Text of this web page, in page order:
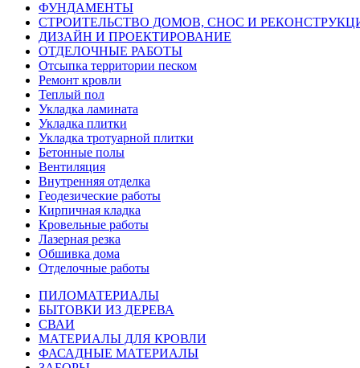
ФУНДАМЕНТЫ
СТРОИТЕЛЬСТВО ДОМОВ, СНОС И
ДИЗАЙН И ПРОЕКТИРОВАНИЕ
ОТДЕЛОЧНЫЕ РАБОТЫ
Отсыпка территории песком
Ремонт кровли
Теплый пол
Укладка ламината
Укладка плитки
Укладка тротуарной плитки
Бетонные полы
Вентиляция
Внутренняя отделка
Геодезические работы
Кирпичная кладка
Кровельные работы
Лазерная резка
Обшивка дома
Отделочные работы
ПИЛОМАТЕРИАЛЫ
БЫТОВКИ ИЗ ДЕРЕВА
СВАИ
МАТЕРИАЛЫ ДЛЯ КРОВЛИ
ФАСАДНЫЕ МАТЕРИАЛЫ